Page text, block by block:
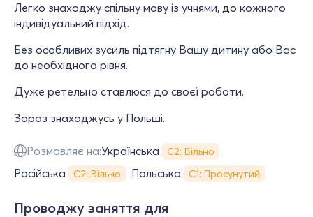
Легко знаходжу спільну мову із учнями, до кожного
індивідуальний підхід.
Без особливих зусиль підтягну Вашу дитину або Вас
до необхідного рівня.
Дуже ретельно ставлюся до своєї роботи.
Зараз знаходжусь у Польші.
Розмовляє на:Українська С2: Вільно
Російська С2: Вільно Польська С1: Просунутий
Проводжу заняття для